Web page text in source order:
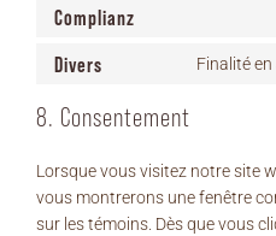
Complianz
Divers Finalité
8. Consentement
Lorsque vous visitez notre site
vous montrerons une fenêtre
sur les témoins. Dès que vous